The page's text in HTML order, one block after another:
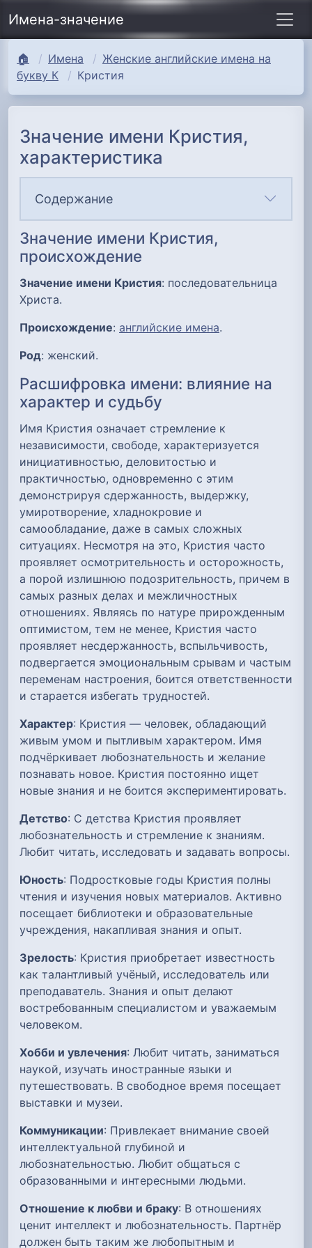
Имена-значение
🏠 Имена
Женские английские имена на
букву К
Кристия
Значение имени Кристия,
характеристика
Содержание
Значение имени Кристия,
происхождение
Значение имени Кристия: последовательница
Христа.
Происхождение: английские имена.
Род: женский.
Расшифровка имени: влияние на
характер и судьбу
Имя Кристия означает стремление к
независимости, свободе, характеризуется
инициативностью, деловитостью и
практичностью, одновременно с этим
демонстрируя сдержанность, выдержку,
умиротворение, хладнокровие и
самообладание, даже в самых сложных
ситуациях. Несмотря на это, Кристия часто
проявляет осмотрительность и осторожность,
а порой излишнюю подозрительность, причем в
самых разных делах и межличностных
отношениях. Являясь по натуре прирожденным
оптимистом, тем не менее, Кристия часто
проявляет несдержанность, вспыльчивость,
подвергается эмоциональным срывам и частым
переменам настроения, боится ответственности
и старается избегать трудностей.
Характер: Кристия — человек, обладающий
живым умом и пытливым характером. Имя
подчёркивает любознательность и желание
познавать новое. Кристия постоянно ищет
новые знания и не боится экспериментировать.
Детство: С детства Кристия проявляет
любознательность и стремление к знаниям.
Любит читать, исследовать и задавать вопросы.
Юность: Подростковые годы Кристия полны
чтения и изучения новых материалов. Активно
посещает библиотеки и образовательные
учреждения, накапливая знания и опыт.
Зрелость: Кристия приобретает известность
как талантливый учёный, исследователь или
преподаватель. Знания и опыт делают
востребованным специалистом и уважаемым
человеком.
Хобби и увлечения: Любит читать, заниматься
наукой, изучать иностранные языки и
путешествовать. В свободное время посещает
выставки и музеи.
Коммуникации: Привлекает внимание своей
интеллектуальной глубиной и
любознательностью. Любит общаться с
образованными и интересными людьми.
Отношение к любви и браку: В отношениях
ценит интеллект и любознательность. Партнёр
должен быть таким же любопытным и